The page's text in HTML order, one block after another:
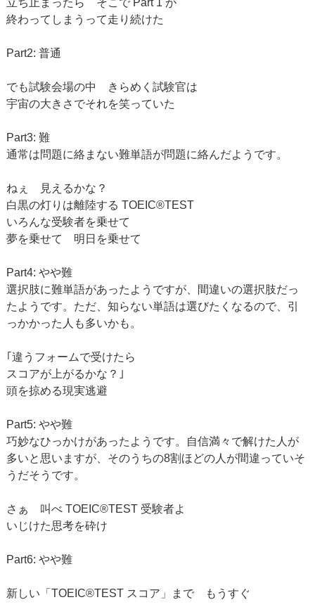
立ち止まったら そこで Part 1 が
終わってしまうって走り続けた
Part2: 普通
でも試験会場の中 きらめく試験官は
宇宙の大きさでそれを笑っていた
Part3: 難
通常は問題に絡まない難単語が問題に絡んだようです。
ねぇ 見えるかな？
白黒の灯りは離陸する TOEIC®TEST
いろんな受験者を乗せて
夢を乗せて 明日を乗せて
Part4: やや難
選択肢に難単語があったようですが、間違いの選択肢だっ
たようです。ただ、知らない単語は選びたくなるので、引
っかかった人も多いかも。
｢違うフォームで受けたら
スコアが上がるかな？｣
頭を掠める現実逃避
Part5: やや難
巧妙なひっかけがあったようです。自信満々で解けた人が
多いと思いますが、そのうちの8割ほどの人が間違っていそ
うだそうです。
さぁ 叫べ TOEIC®TEST 受験者よ
いじけた思考を砕け
Part6: やや難
新しい「TOEIC®TEST スコア」まで もうすぐ